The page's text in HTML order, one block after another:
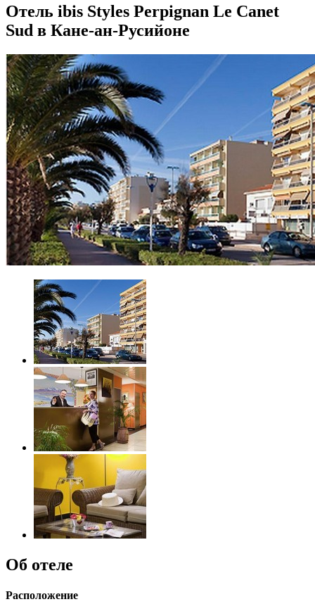
Отель ibis Styles Perpignan Le Canet
Sud в Кане-ан-Русийоне
Об отеле
Расположение